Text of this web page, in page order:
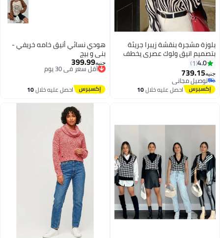
بلوزة مشجرة بنقشة زيبرا جريئة
بتصميم انيق ولوك عصري يخطف
الأنظار ويمنحك إطلالة مليانة
وجاذبية كود 4501.1
4.0
1
جنيه739.15
توصيل مجاني
توصيل مجانياحصل عليه خلال10
اغسطس
هودي نسائي أنيق خامه خريفي -
بني و بيج
جنيه399.99
أقل سعر في 30 يوم
توصيل مجاني
احصل عليه خلال10
اغسطس